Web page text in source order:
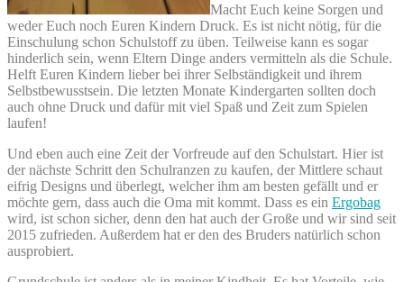
Macht Euch keine Sorgen und
weder Euch noch Euren Kindern Druck. Es ist nicht nötig, für die
Einschulung schon Schulstoff zu üben. Teilweise kann es sogar
hinderlich sein, wenn Eltern Dinge anders vermitteln als die Schule.
Helft Euren Kindern lieber bei ihrer Selbständigkeit und ihrem
Selbstbewusstsein. Die letzten Monate Kindergarten sollten doch
auch ohne Druck und dafür mit viel Spaß und Zeit zum Spielen
laufen!
Und eben auch eine Zeit der Vorfreude auf den Schulstart. Hier ist
der nächste Schritt den Schulranzen zu kaufen, der Mittlere schaut
eifrig Designs und überlegt, welcher ihm am besten gefällt und er
möchte gern, dass auch die Oma mit kommt. Dass es ein Ergobag
wird, ist schon sicher, denn den hat auch der Große und wir sind seit
2015 zufrieden. Außerdem hat er den des Bruders natürlich schon
ausprobiert.